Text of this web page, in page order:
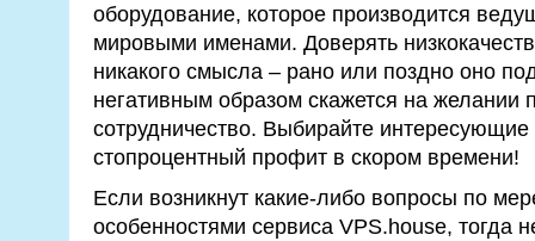
оборудование, которое производится
мировыми именами. Доверять
никакого смысла – рано или поздно оно
негативным образом скажется на желании
сотрудничество. Выбирайте интересующие
стопроцентный профит в скором времени!
Если возникнут какие-либо вопросы по
особенностями сервиса VPS.house, тогда